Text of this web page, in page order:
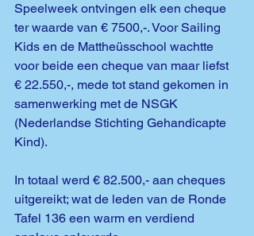
Speelweek ontvingen elk een cheque
ter waarde van € 7500,-. Voor Sailing
Kids en de Mattheüsschool wachtte
voor beide een cheque van maar liefst
€ 22.550,-, mede tot stand gekomen in
samenwerking met de NSGK
(Nederlandse Stichting Gehandicapte
Kind).
In totaal werd € 82.500,- aan cheques
uitgereikt; wat de leden van de Ronde
Tafel 136 een warm en verdiend